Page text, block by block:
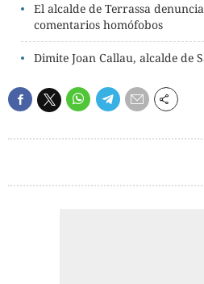
El alcalde de Terrassa
comentarios homófobos
Dimite Joan Callau, alcalde de